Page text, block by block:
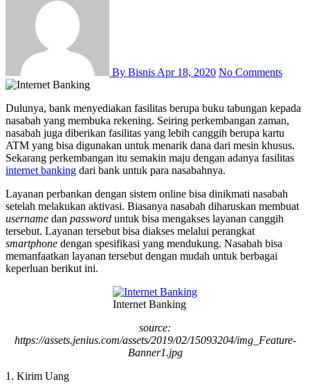
By Bisnis Apr 18, 2020 No Comments
Dulunya, bank menyediakan fasilitas berupa buku tabungan kepada
nasabah yang membuka rekening. Seiring perkembangan zaman,
nasabah juga diberikan fasilitas yang lebih canggih berupa kartu
ATM yang bisa digunakan untuk menarik dana dari mesin khusus.
Sekarang perkembangan itu semakin maju dengan adanya fasilitas
internet banking dari bank untuk para nasabahnya.
Layanan perbankan dengan sistem online bisa dinikmati nasabah
setelah melakukan aktivasi. Biasanya nasabah diharuskan membuat
username dan password untuk bisa mengakses layanan canggih
tersebut. Layanan tersebut bisa diakses melalui perangkat
smartphone dengan spesifikasi yang mendukung. Nasabah bisa
memanfaatkan layanan tersebut dengan mudah untuk berbagai
keperluan berikut ini.
Internet Banking
source:
https://assets.jenius.com/assets/2019/02/15093204/img_Feature-
Banner1.jpg
1. Kirim Uang